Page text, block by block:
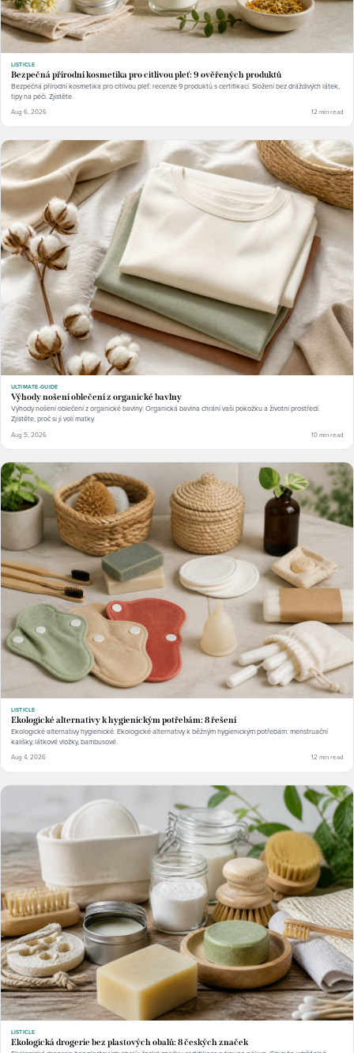
LISTICLE
Bezpečná přírodní kosmetika pro citlivou pleť: 9 ověřených produktů
Bezpečná přírodní kosmetika pro citlivou pleť: recenze 9 produktů s certifikací. Složení bez dráždivých látek,
tipy na péči. Zjistěte.
Aug 6, 2026 12 min read
ULTIMATE-GUIDE
Výhody nošení oblečení z organické bavlny
Výhody nošení oblečení z organické bavlny: Organická bavlna chrání vaši pokožku a životní prostředí.
Zjistěte, proč si ji volí matky.
Aug 5, 2026 10 min read
LISTICLE
Ekologické alternativy k hygienickým potřebám: 8 řešení
Ekologické alternativy hygienické: Ekologické alternativy k běžným hygienickým potřebám: menstruační
kalíšky, látkové vložky, bambusové.
Aug 4, 2026 12 min read
LISTICLE
Ekologická drogerie bez plastových obalů: 8 českých značek